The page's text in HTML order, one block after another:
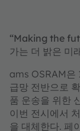
“Making the
가는 더 밝은 미
ams OSRAM은
급망 전반으로
품 운송을 위한
이번 전시에서
을 대체한다. 페